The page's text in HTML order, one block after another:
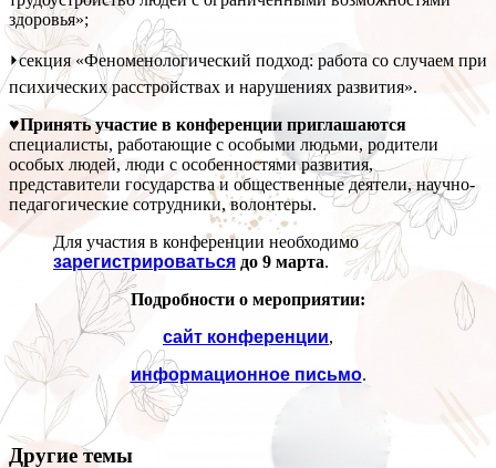
здоровья»;
⏵секция «Феноменологический подход: работа со случаем при
психических расстройствах и нарушениях развития».
♥Принять участие в конференции приглашаются
специалисты, работающие с особыми людьми, родители
особых людей, люди с особенностями развития,
представители государства и общественные деятели, научно-
педагогические сотрудники, волонтеры.
Для участия в конференции необходимо
зарегистрироваться до 9 марта.
Подробности о мероприятии:
сайт конференции,
информационное письмо.
Другие темы